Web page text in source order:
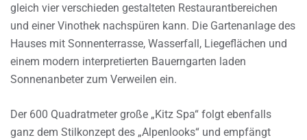
gleich vier verschieden gestalteten Restaurantbereichen
und einer Vinothek nachspüren kann. Die Gartenanlage des
Hauses mit Sonnenterrasse, Wasserfall, Liegeflächen und
einem modern interpretierten Bauerngarten laden
Sonnenanbeter zum Verweilen ein.
Der 600 Quadratmeter große „Kitz Spa“ folgt ebenfalls
ganz dem Stilkonzept des „Alpenlooks“ und empfängt